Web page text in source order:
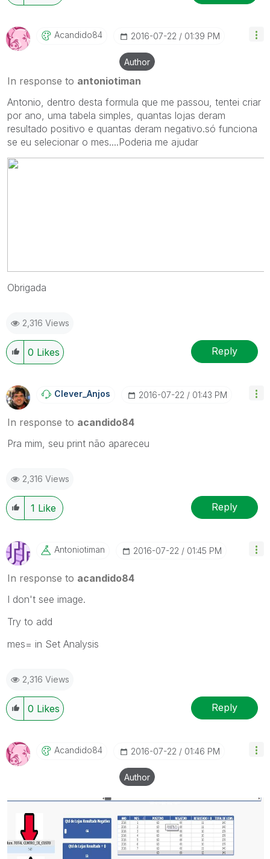
Acandido84 ‎2016-07-22 01:39 PM
Author
In response to antoniotiman
Antonio, dentro desta formula que me passou, tentei criar
por ano, uma tabela simples, quantas lojas deram
resultado positivo e quantas deram negativo.só funciona
se eu selecionar o mes....Poderia me ajudar
Obrigada
2,316 Views
0 Likes Reply
Clever_Anjos ‎2016-07-22 01:43 PM
In response to acandido84
Pra mim, seu print não apareceu
2,316 Views
1 Like Reply
Antoniotiman ‎2016-07-22 01:45 PM
In response to acandido84
I don't see image.
Try to add
mes= in Set Analysis
2,316 Views
0 Likes Reply
Acandido84 ‎2016-07-22 01:46 PM
Author